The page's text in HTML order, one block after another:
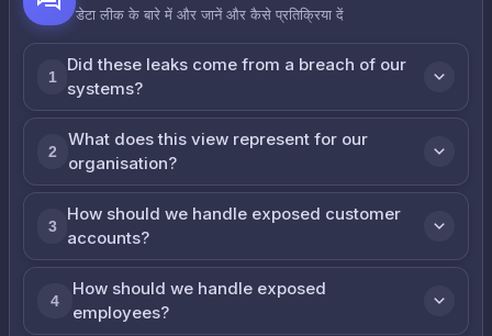
डेटा लीक के बारे में और जानें और कैसे प्रतिक्रिया दें
1
Did these leaks come from a breach of our
systems?
2
What does this view represent for our
organisation?
3
How should we handle exposed customer
accounts?
4
How should we handle exposed
employees?